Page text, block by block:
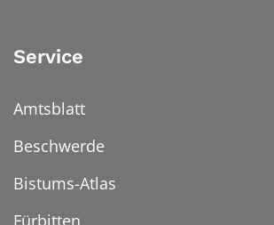
Service
Amtsblatt
Beschwerde
Bistums-Atlas
Fürbitten